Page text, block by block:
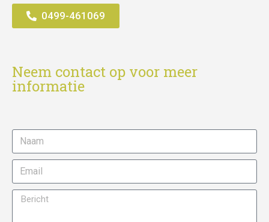
0499-461069
Neem contact op voor meer
informatie